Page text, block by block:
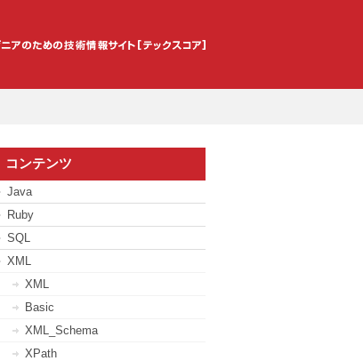
コンテンツ
Java
Ruby
SQL
XML
XML
Basic
XML_Schema
XPath